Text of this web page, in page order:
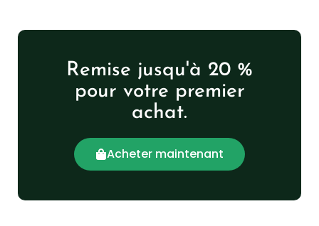
Remise jusqu'à 20 %
pour votre premier
achat.
Acheter maintenant